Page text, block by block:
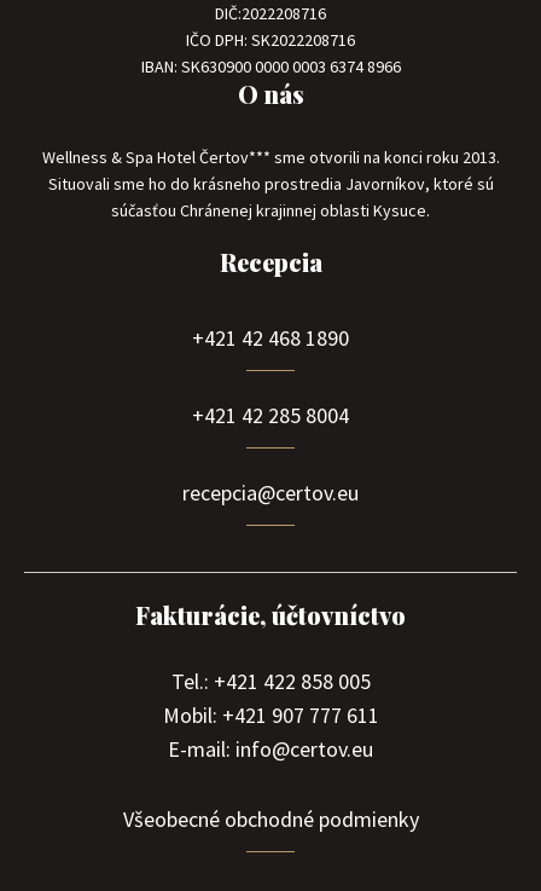
DIČ:2022208716
IČO DPH: SK2022208716
IBAN: SK630900 0000 0003 6374 8966
O nás
Wellness & Spa Hotel Čertov*** sme otvorili na konci roku 2013.
Situovali sme ho do krásneho prostredia Javorníkov, ktoré sú
súčasťou Chránenej krajinnej oblasti Kysuce.
Recepcia
+421 42 468 1890
+421 42 285 8004
recepcia@certov.eu
Fakturácie, účtovníctvo
Tel.: +421 422 858 005
Mobil: +421 907 777 611
E-mail: info@certov.eu
Všeobecné obchodné podmienky